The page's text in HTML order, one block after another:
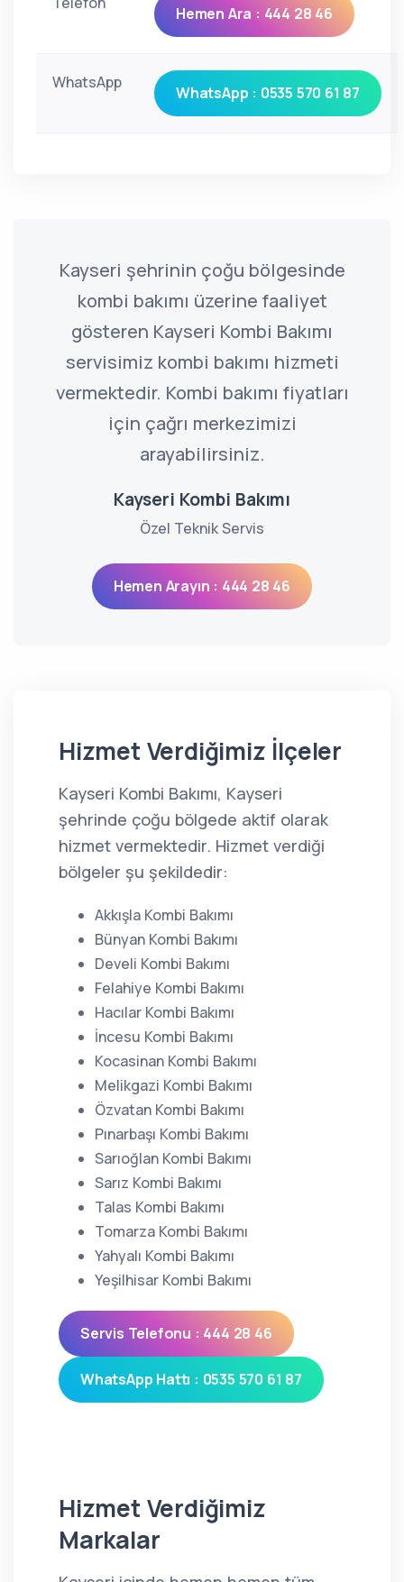
Hemen Ara : 444 28 46
WhatsApp
WhatsApp : 0535 570 61 87
Kayseri şehrinin çoğu bölgesinde
kombi bakımı üzerine faaliyet
gösteren Kayseri Kombi Bakımı
servisimiz kombi bakımı hizmeti
vermektedir. Kombi bakımı fiyatları
için çağrı merkezimizi
arayabilirsiniz.
Kayseri Kombi Bakımı
Özel Teknik Servis
Hemen Arayın : 444 28 46
Hizmet Verdiğimiz İlçeler
Kayseri Kombi Bakımı, Kayseri
şehrinde çoğu bölgede aktif olarak
hizmet vermektedir. Hizmet verdiği
bölgeler şu şekildedir:
Akkışla Kombi Bakımı
Bünyan Kombi Bakımı
Develi Kombi Bakımı
Felahiye Kombi Bakımı
Hacılar Kombi Bakımı
İncesu Kombi Bakımı
Kocasinan Kombi Bakımı
Melikgazi Kombi Bakımı
Özvatan Kombi Bakımı
Pınarbaşı Kombi Bakımı
Sarıoğlan Kombi Bakımı
Sarız Kombi Bakımı
Talas Kombi Bakımı
Tomarza Kombi Bakımı
Yahyalı Kombi Bakımı
Yeşilhisar Kombi Bakımı
Servis Telefonu : 444 28 46
WhatsApp Hattı : 0535 570 61 87
Hizmet Verdiğimiz
Markalar